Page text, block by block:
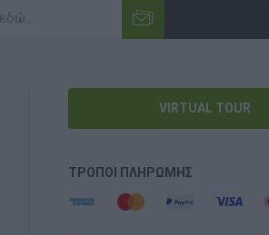
VIRTUAL TOUR
ΤΡΌΠΟΙ ΠΛΗΡΩΜΉΣ